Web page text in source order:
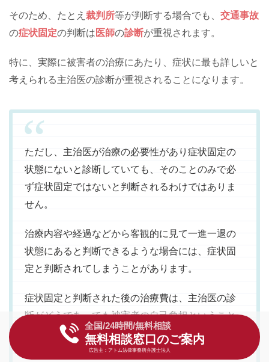
そのため、たとえ 裁判所等が判断する場合でも、 交通事故
の症状固定の判断は 医師の診断が重視されます。
特に、実際に被害者の治療にあたり、症状に最も詳しいと
考えられる主治医の診断が重視されることになります。
ただし、主治医が治療の必要性があり症状固定の
状態にないと診断していても、そのことのみで必
ず症状固定ではないと判断されるわけではありま
せん。
治療内容や経過などから客観的に見て一進一退の
状態にあると判断できるような場合には、症状固
定と判断されてしまうことがあります。
症状固定と判断された後の治療費は、主治医の診
断がどうであっても被害者の自己負担ということ
になるので、その点は注意しましょう。
全国/24時間/無料相談
無料相談窓口のご案内
広告主：アトム法律事務所弁護士法人